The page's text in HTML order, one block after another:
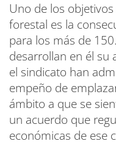
Uno de los
forestal es la
para los más de
desarrollan en él su
el sindicato han
empeño de
ámbito a que se
un acuerdo que
económicas de ese